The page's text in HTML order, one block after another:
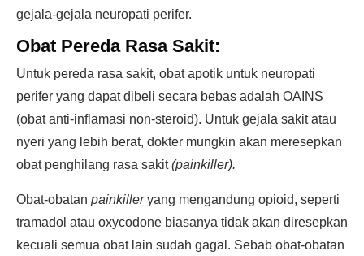
gejala-gejala neuropati perifer.
Obat Pereda Rasa Sakit:
Untuk pereda rasa sakit, obat apotik untuk neuropati
perifer yang dapat dibeli secara bebas adalah OAINS
(obat anti-inflamasi non-steroid). Untuk gejala sakit atau
nyeri yang lebih berat, dokter mungkin akan meresepkan
obat penghilang rasa sakit(painkiller).
Obat-obatan painkilleryang mengandung opioid, seperti
tramadol atau oxycodone biasanya tidak akan diresepkan
kecuali semua obat lain sudah gagal. Sebab obat-obatan